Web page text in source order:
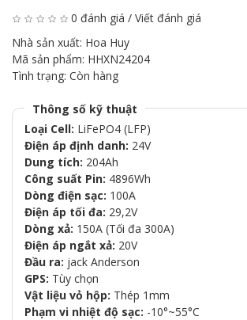
0 đánh giá / Viết đánh giá
Nhà sản xuất: Hoa Huy
Mã sản phẩm: HHXN24204
Tình trạng: Còn hàng
Thông số kỹ thuật
Loại Cell: LiFePO4 (LFP)
Điện áp định danh: 24V
Dung tích: 204Ah
Công suất Pin: 4896Wh
Dòng điện sạc: 100A
Điện áp tối đa: 29,2V
Dòng xả: 150A (Tối đa 300A)
Điện áp ngắt xả: 20V
Đầu ra: jack Anderson
GPS: Tùy chọn
Vật liệu vỏ hộp: Thép 1mm
Phạm vi nhiệt độ sạc: -10°~55°C